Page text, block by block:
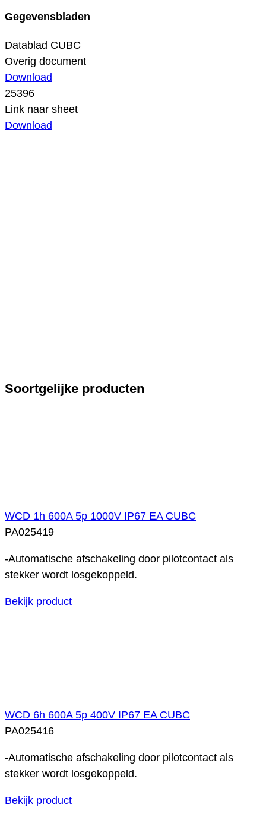
Gegevensbladen
Datablad CUBC
Overig document
Download
25396
Link naar sheet
Download
Soortgelijke producten
WCD 1h 600A 5p 1000V IP67 EA CUBC
PA025419
-Automatische afschakeling door pilotcontact als
stekker wordt losgekoppeld.
Bekijk product
WCD 6h 600A 5p 400V IP67 EA CUBC
PA025416
-Automatische afschakeling door pilotcontact als
stekker wordt losgekoppeld.
Bekijk product